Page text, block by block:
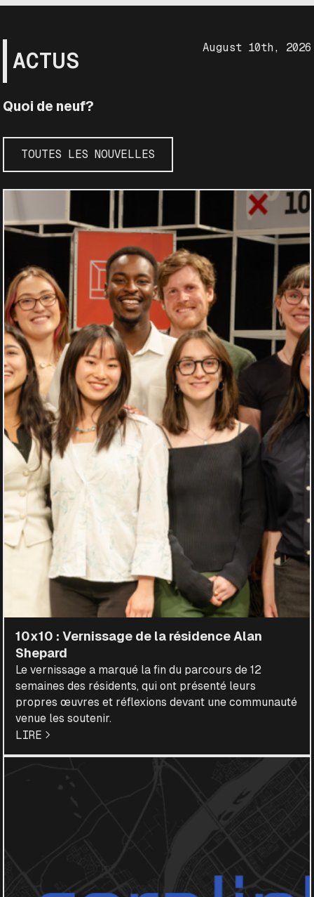
ACTUS
Quoi de neuf?
TOUTES LES NOUVELLES
August 10th, 2026
10x10 : Vernissage de la résidence Alan
Shepard
Le vernissage a marqué la fin du parcours de 12
semaines des résidents, qui ont présenté leurs
propres œuvres et réflexions devant une communauté
venue les soutenir.
LIRE